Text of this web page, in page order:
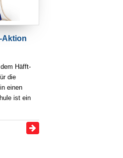
Aktion
Häfft-
die
einen
ist ein